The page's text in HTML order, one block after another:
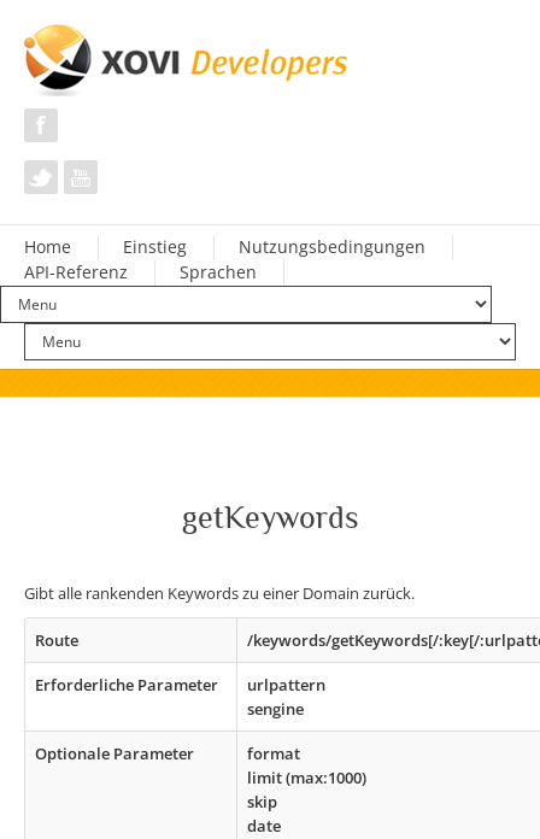
Home Einstieg
Nutzungsbedingungen
API-Referenz
Sprachen
getKeywords
Gibt alle rankenden Keywords zu einer Domain zurück.
Route /keywords/getKeywords[/:key[/
Erforderliche Parameter
urlpattern
sengine
Optionale Parameter
format
limit (max:1000)
skip
date